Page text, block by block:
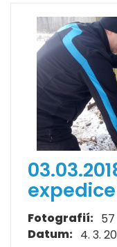
Fotografií: 57
Datum: 4. 3.